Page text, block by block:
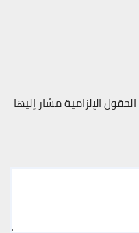
الحقول الإلزامية مشار إليها